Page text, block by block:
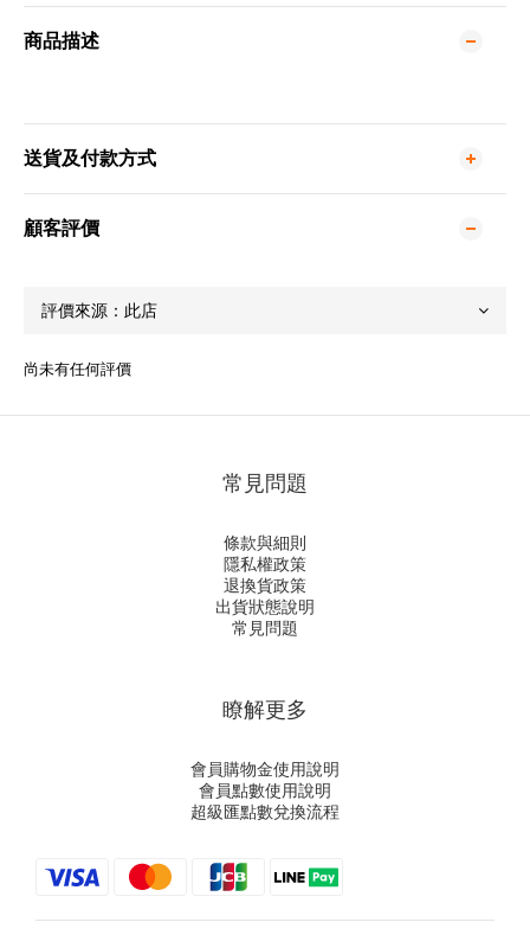
商品描述
送貨及付款方式
顧客評價
尚未有任何評價
常見問題
條款與細則
隱私權政策
退換貨政策
出貨狀態說明
常見問題
瞭解更多
會員購物金使用說明
會員點數使用說明
超級匯點數兌換流程